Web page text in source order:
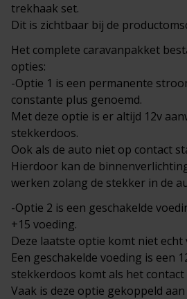
trekhaak set.
Dit is zichtbaar bij de
Het complete caravanpakket
opties:
-Optie 1 is een permanente
constante plus genoemd.
Met deze optie is er altijd 12v
stekkerdoos.
Ook als de auto niet op contact
Hierdoor kan de
werken zolang de stekker in de
-Optie 2 is een geschakelde
+15 voeding.
Deze laatste optie komt niet echt
Een geschakelde voeding is een
stekkerdoos komt als het
Vaak is deze optie gekoppeld